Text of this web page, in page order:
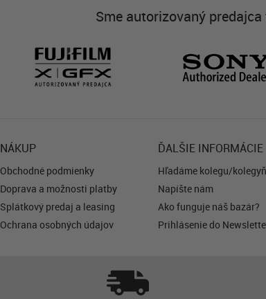
Sme autorizovaný
NÁKUP
Obchodné podmienky
Doprava a možnosti platby
Splátkový predaj a leasing
Ochrana osobných údajov
ĎALŠIE INFORMÁCIE
Hľadáme kolegu/
Napíšte nám
Ako funguje náš bazár?
Prihlásenie do